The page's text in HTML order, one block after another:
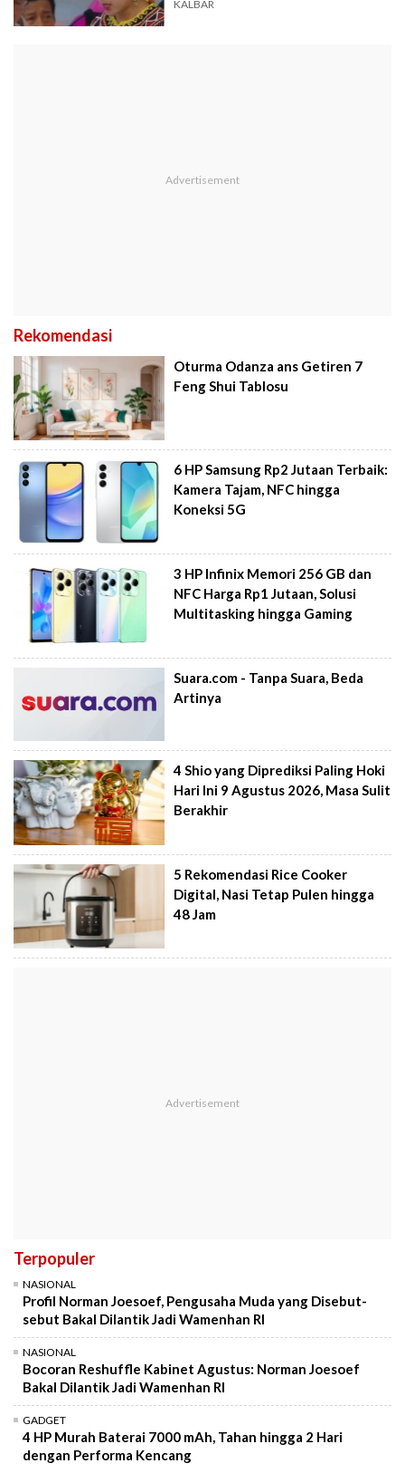
Fransiskus
KALBAR
Rekomendasi
Oturma Odanza ans Getiren 7
Feng Shui Tablosu
6 HP Samsung Rp2 Jutaan Terbaik:
Kamera Tajam, NFC hingga
Koneksi 5G
3 HP Infinix Memori 256 GB dan
NFC Harga Rp1 Jutaan, Solusi
Multitasking hingga Gaming
Suara.com - Tanpa Suara, Beda
Artinya
4 Shio yang Diprediksi Paling Hoki
Hari Ini 9 Agustus 2026, Masa Sulit
Berakhir
5 Rekomendasi Rice Cooker
Digital, Nasi Tetap Pulen hingga
48 Jam
Terpopuler
NASIONAL
Profil Norman Joesoef, Pengusaha Muda yang Disebut-
sebut Bakal Dilantik Jadi Wamenhan RI
NASIONAL
Bocoran Reshuffle Kabinet Agustus: Norman Joesoef
Bakal Dilantik Jadi Wamenhan RI
GADGET
4 HP Murah Baterai 7000 mAh, Tahan hingga 2 Hari
dengan Performa Kencang